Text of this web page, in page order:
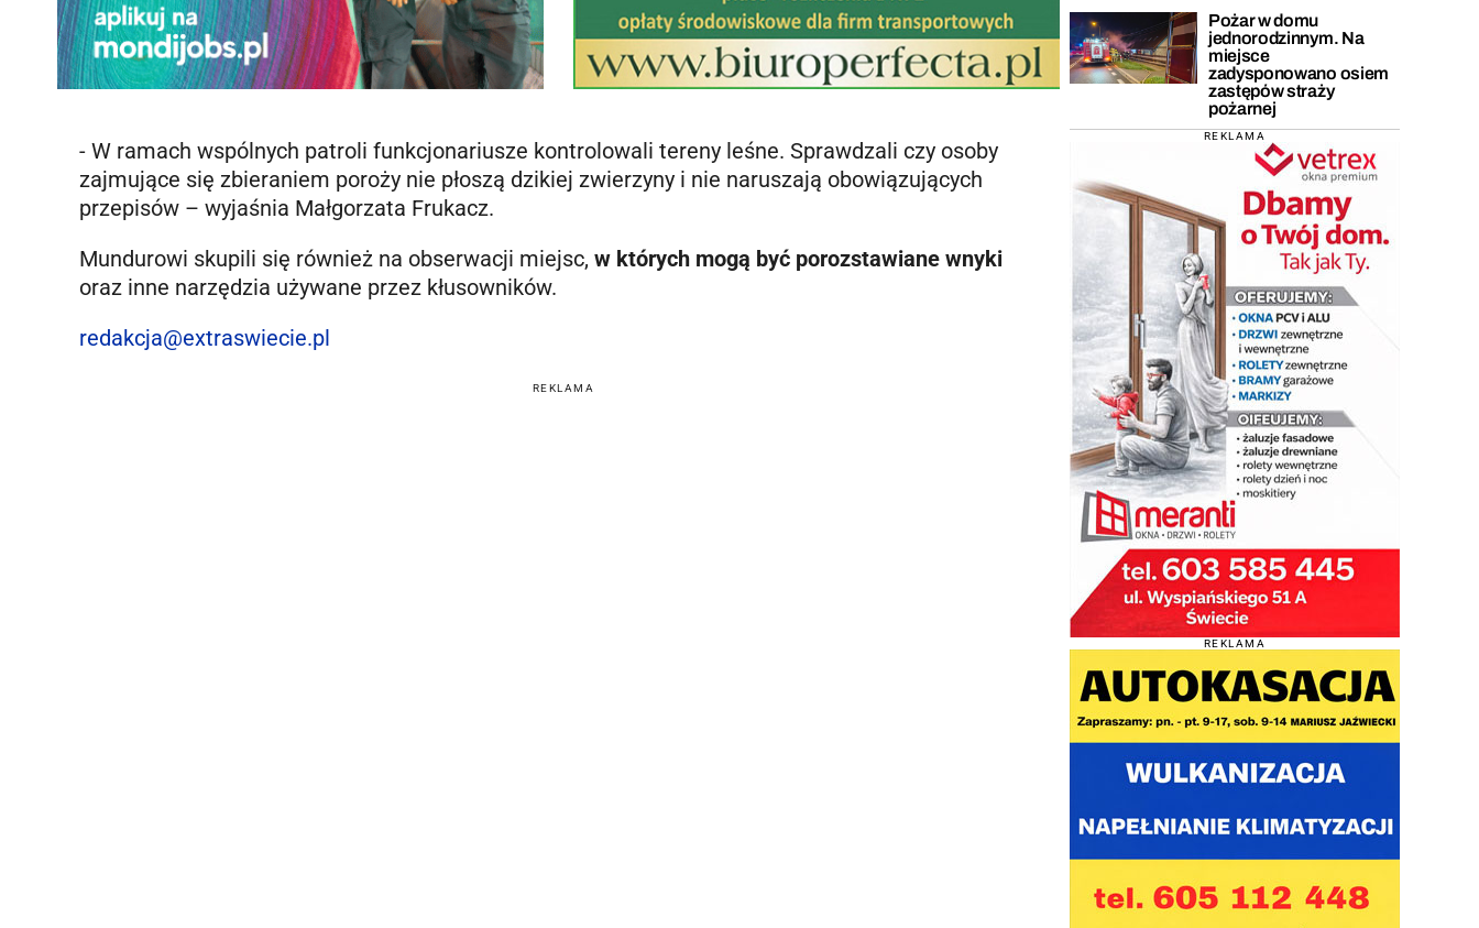
- W ramach wspólnych patroli funkcjonariusze kontrolowali tereny leśne. Sprawdzali czy osoby
zajmujące się zbieraniem poroży nie płoszą dzikiej zwierzyny i nie naruszają obowiązujących
przepisów – wyjaśnia Małgorzata Frukacz.
Mundurowi skupili się również na obserwacji miejsc, w których mogą być porozstawiane wnyki
oraz inne narzędzia używane przez kłusowników.
redakcja@extraswiecie.pl
REKLAMA
Pożar w domu
jednorodzinnym. Na
miejsce
zadysponowano osiem
zastępów straży
pożarnej
REKLAMA
REKLAMA